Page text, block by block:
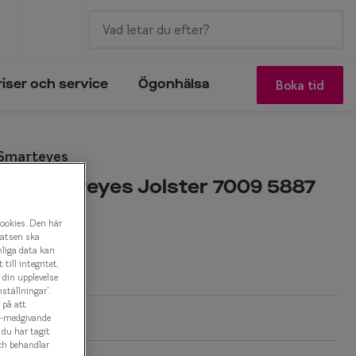
och service Ögonhälsa Boka tid
by Smarteyes Jolster 7009 5887
Den här
ska
data kan
till integritet,
upplevelse
på att
du har tagit
behandlar